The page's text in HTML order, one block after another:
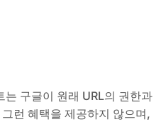
구글이 원래 URL의 권한과
런 혜택을 제공하지 않으며,